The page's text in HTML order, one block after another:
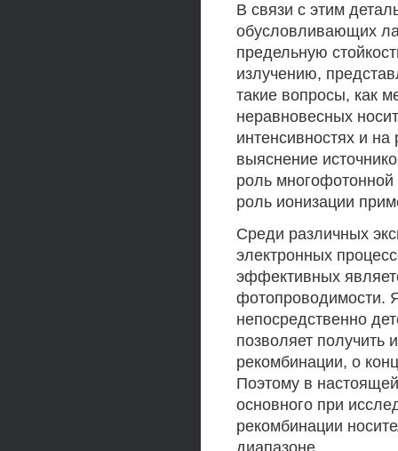
В связи с этим
обусловливающих
предельную
излучению,
такие вопросы, как
неравновесных
интенсивностях и на
выяснение
роль
роль ионизации
Среди различных
электронных
эффективных
фотопроводимости.
непосредственно
позволяет
рекомбинации, о
Поэтому в
основного при
рекомбинации
диапазоне.